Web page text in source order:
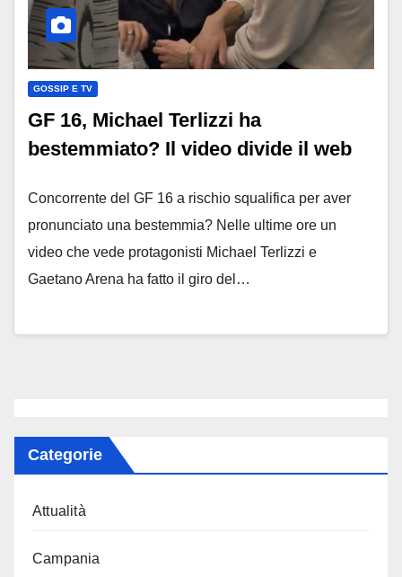
GOSSIP E TV
GF 16, Michael Terlizzi ha
bestemmiato? Il video divide il web
Concorrente del GF 16 a rischio squalifica per aver
pronunciato una bestemmia? Nelle ultime ore un
video che vede protagonisti Michael Terlizzi e
Gaetano Arena ha fatto il giro del…
Categorie
Attualità
Campania